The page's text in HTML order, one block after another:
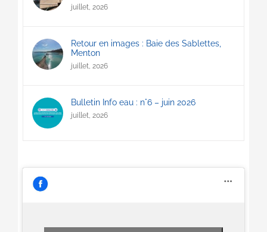
juillet, 2026
Retour en images : Baie des Sablettes,
Menton
juillet, 2026
Bulletin Info eau : n°6 – juin 2026
juillet, 2026